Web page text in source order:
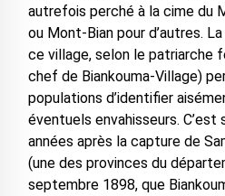
autrefois perché à la cime du
ou Mont-Bian pour d’autres.
ce village, selon le patriarche
chef de Biankouma-Village)
populations d’identifier
éventuels envahisseurs.
années après la capture de
(une des provinces du
septembre 1898, que